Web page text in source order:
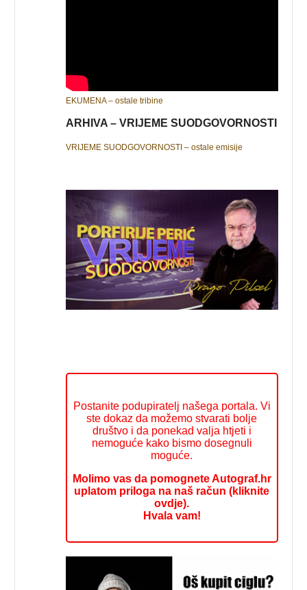
EKUMENA – ostale tribine
ARHIVA – VRIJEME SUODGOVORNOSTI
VRIJEME SUODGOVORNOSTI – ostale emisije
Postanite podupiratelj našega portala. Vi
ste dokaz da možemo stvarati bolje
društvo i da ponekad valja htjeti i
nemoguće kako bismo dosegnuli
moguće.
Molimo vas da pomognete Autograf.hr
uplatom priloga na naš račun (kliknite
ovdje).
Hvala vam!